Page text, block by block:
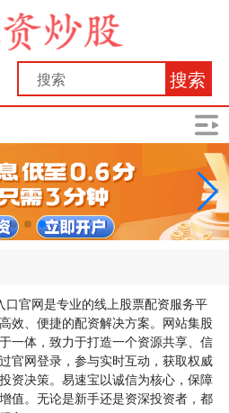
搜索
官网是专业的线上股票配资服务平
效、便捷的配资解决方案。网站集股
一体，致力于打造一个资源共享、信
官网登录，参与实时互动，获取权威
资决策。易速宝以诚信为核心，保障
值。无论是新手还是资深投资者，都